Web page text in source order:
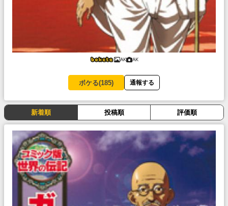
AK AK
ボケる(185) 通報する
新着順 投稿順 評価順